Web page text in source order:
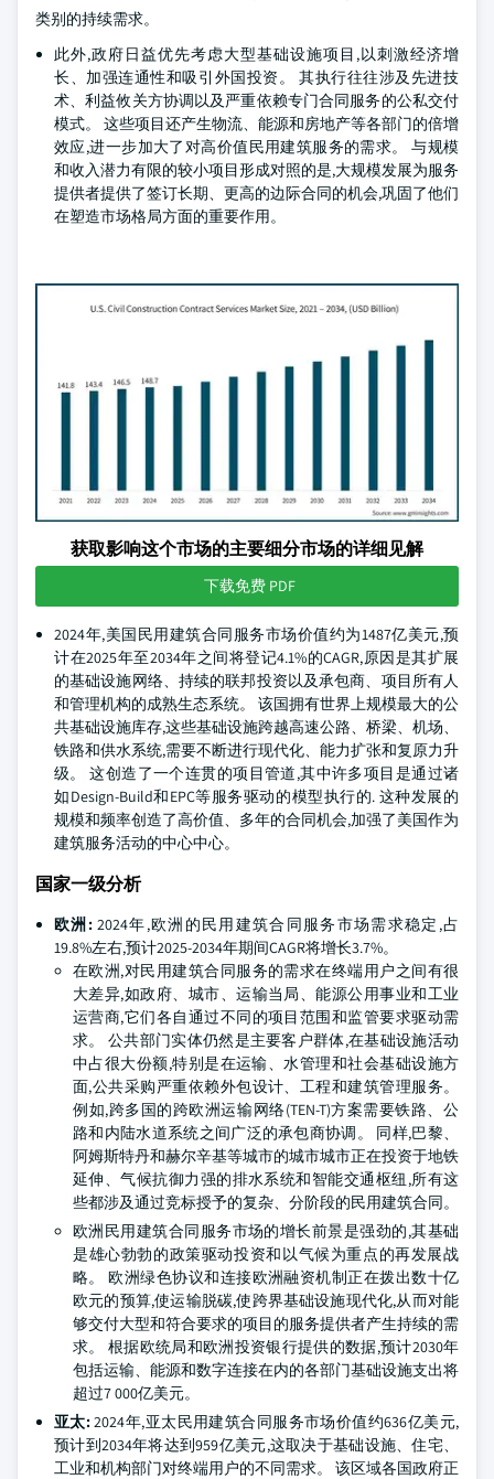
类别的持续需求。
此外,政府日益优先考虑大型基础设施项目,以刺激经济增
长、加强连通性和吸引外国投资。 其执行往往涉及先进技
术、利益攸关方协调以及严重依赖专门合同服务的公私交付
模式。 这些项目还产生物流、能源和房地产等各部门的倍增
效应,进一步加大了对高价值民用建筑服务的需求。 与规模
和收入潜力有限的较小项目形成对照的是,大规模发展为服务
提供者提供了签订长期、更高的边际合同的机会,巩固了他们
在塑造市场格局方面的重要作用。
获取影响这个市场的主要细分市场的详细见解
下载免费 PDF
2024年,美国民用建筑合同服务市场价值约为1487亿美元,预
计在2025年至2034年之间将登记4.1%的CAGR,原因是其扩展
的基础设施网络、持续的联邦投资以及承包商、项目所有人
和管理机构的成熟生态系统。 该国拥有世界上规模最大的公
共基础设施库存,这些基础设施跨越高速公路、桥梁、机场、
铁路和供水系统,需要不断进行现代化、能力扩张和复原力升
级。 这创造了一个连贯的项目管道,其中许多项目是通过诸
如Design-Build和EPC等服务驱动的模型执行的. 这种发展的
规模和频率创造了高价值、多年的合同机会,加强了美国作为
建筑服务活动的中心中心。
国家一级分析
欧洲: 2024年,欧洲的民用建筑合同服务市场需求稳定,占
19.8%左右,预计2025-2034年期间CAGR将增长3.7%。
在欧洲,对民用建筑合同服务的需求在终端用户之间有很
大差异,如政府、城市、运输当局、能源公用事业和工业
运营商,它们各自通过不同的项目范围和监管要求驱动需
求。 公共部门实体仍然是主要客户群体,在基础设施活动
中占很大份额,特别是在运输、水管理和社会基础设施方
面,公共采购严重依赖外包设计、工程和建筑管理服务。
例如,跨多国的跨欧洲运输网络(TEN-T)方案需要铁路、公
路和内陆水道系统之间广泛的承包商协调。 同样,巴黎、
阿姆斯特丹和赫尔辛基等城市的城市城市正在投资于地铁
延伸、气候抗御力强的排水系统和智能交通枢纽,所有这
些都涉及通过竞标授予的复杂、分阶段的民用建筑合同。
欧洲民用建筑合同服务市场的增长前景是强劲的,其基础
是雄心勃勃的政策驱动投资和以气候为重点的再发展战
略。 欧洲绿色协议和连接欧洲融资机制正在拨出数十亿
欧元的预算,使运输脱碳,使跨界基础设施现代化,从而对能
够交付大型和符合要求的项目的服务提供者产生持续的需
求。 根据欧统局和欧洲投资银行提供的数据,预计2030年
包括运输、能源和数字连接在内的各部门基础设施支出将
超过7 000亿美元。
亚太:2024年,亚太民用建筑合同服务市场价值约636亿美元,
预计到2034年将达到959亿美元,这取决于基础设施、住宅、
工业和机构部门对终端用户的不同需求。 该区域各国政府正